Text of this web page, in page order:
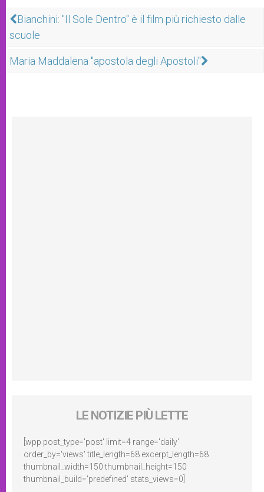
Bianchini: "Il Sole Dentro" è il film più richiesto dalle
scuole
Maria Maddalena "apostola degli Apostoli"
LE NOTIZIE PIÙ LETTE
[wpp post_type='post' limit=4 range='daily'
order_by='views' title_length=68 excerpt_length=68
thumbnail_width=150 thumbnail_height=150
thumbnail_build='predefined' stats_views=0]